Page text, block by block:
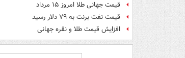
قیمت جهانی طلا امروز ۱۵ مرداد
قیمت نفت برنت به ۷۹ دلار رسید
افزایش قیمت طلا و نقره جهانی